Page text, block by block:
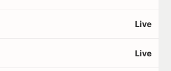
Live
Live